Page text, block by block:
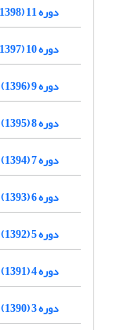
دوره 11 (1398)
دوره 10 (1397)
دوره 9 (1396)
دوره 8 (1395)
دوره 7 (1394)
دوره 6 (1393)
دوره 5 (1392)
دوره 4 (1391)
دوره 3 (1390)